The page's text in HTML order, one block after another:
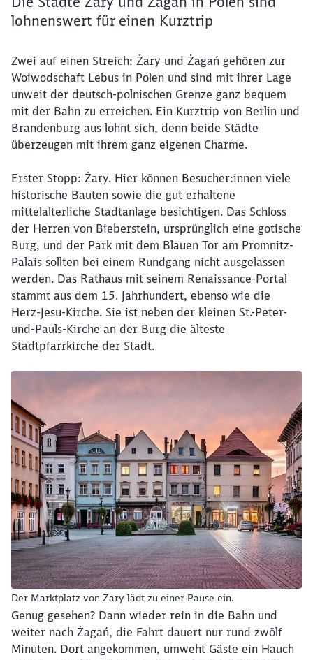
lohnenswert für einen Kurztrip
Zwei auf einen Streich: Żary und Żagań gehören zur
Woiwodschaft Lebus in Polen und sind mit ihrer Lage
unweit der deutsch-polnischen Grenze ganz bequem
mit der Bahn zu erreichen. Ein Kurztrip von Berlin und
Brandenburg aus lohnt sich, denn beide Städte
überzeugen mit ihrem ganz eigenen Charme.
Erster Stopp: Żary. Hier können Besucher:innen viele
historische Bauten sowie die gut erhaltene
mittelalterliche Stadtanlage besichtigen. Das Schloss
der Herren von Bieberstein, ursprünglich eine gotische
Burg, und der Park mit dem Blauen Tor am Promnitz-
Palais sollten bei einem Rundgang nicht ausgelassen
werden. Das Rathaus mit seinem Renaissance-Portal
stammt aus dem 15. Jahrhundert, ebenso wie die
Herz-Jesu-Kirche. Sie ist neben der kleinen St.-Peter-
und-Pauls-Kirche an der Burg die älteste
Stadtpfarrkirche der Stadt.
Der Marktplatz von Zary lädt zu einer Pause ein.
Genug gesehen? Dann wieder rein in die Bahn und
weiter nach Żagań, die Fahrt dauert nur rund zwölf
Minuten. Dort angekommen, umweht Gäste ein Hauch